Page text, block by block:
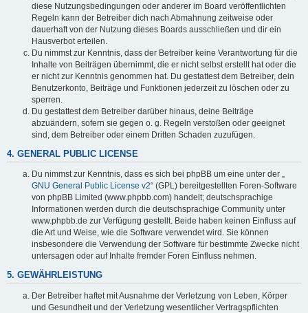
diese Nutzungsbedingungen oder anderer im Board veröffentlichten
Regeln kann der Betreiber dich nach Abmahnung zeitweise oder
dauerhaft von der Nutzung dieses Boards ausschließen und dir ein
Hausverbot erteilen.
Du nimmst zur Kenntnis, dass der Betreiber keine Verantwortung für die
Inhalte von Beiträgen übernimmt, die er nicht selbst erstellt hat oder die
er nicht zur Kenntnis genommen hat. Du gestattest dem Betreiber, dein
Benutzerkonto, Beiträge und Funktionen jederzeit zu löschen oder zu
sperren.
Du gestattest dem Betreiber darüber hinaus, deine Beiträge
abzuändern, sofern sie gegen o. g. Regeln verstoßen oder geeignet
sind, dem Betreiber oder einem Dritten Schaden zuzufügen.
4. GENERAL PUBLIC LICENSE
Du nimmst zur Kenntnis, dass es sich bei phpBB um eine unter der „
GNU General Public License v2“ (GPL) bereitgestellten Foren-Software
von phpBB Limited (www.phpbb.com) handelt; deutschsprachige
Informationen werden durch die deutschsprachige Community unter
www.phpbb.de zur Verfügung gestellt. Beide haben keinen Einfluss auf
die Art und Weise, wie die Software verwendet wird. Sie können
insbesondere die Verwendung der Software für bestimmte Zwecke nicht
untersagen oder auf Inhalte fremder Foren Einfluss nehmen.
5. GEWÄHRLEISTUNG
Der Betreiber haftet mit Ausnahme der Verletzung von Leben, Körper
und Gesundheit und der Verletzung wesentlicher Vertragspflichten